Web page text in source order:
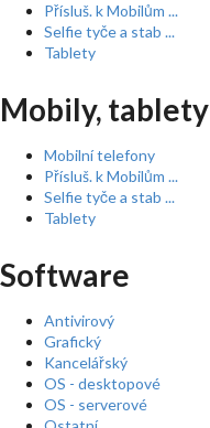
Přísluš. k Mobilům ...
Selfie tyče a stab ...
Tablety
Mobily, tablety
Mobilní telefony
Přísluš. k Mobilům ...
Selfie tyče a stab ...
Tablety
Software
Antivirový
Grafický
Kancelářský
OS - desktopové
OS - serverové